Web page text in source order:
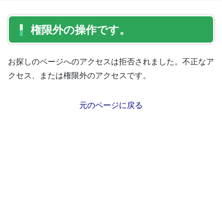
権限外の操作です。
お探しのページへのアクセスは拒否されました。不正なア
クセス、または権限外のアクセスです。
元のページに戻る